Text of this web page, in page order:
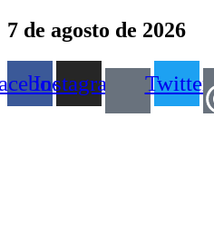
Ir
para
o
conteúdo
7 de agosto de 2026
Instagram Twitter